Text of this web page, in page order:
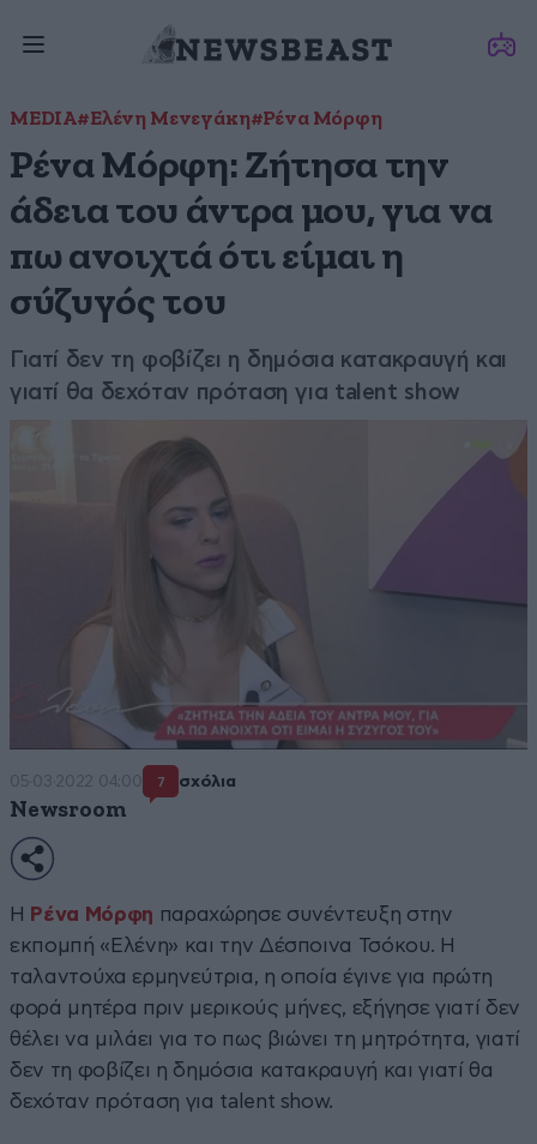
MEDIA#Ελένη Μενεγάκη#Ρένα Μόρφη
Ρένα Μόρφη: Ζήτησα την
άδεια του άντρα μου, για να
πω ανοιχτά ότι είμαι η
σύζυγός του
Γιατί δεν τη φοβίζει η δημόσια κατακραυγή και
γιατί θα δεχόταν πρόταση για talent show
05·03·2022 04:00 7 σχόλια
Newsroom
Η Ρένα Μόρφη παραχώρησε συνέντευξη στην
εκπομπή «Ελένη» και την Δέσποινα Τσόκου. Η
ταλαντούχα ερμηνεύτρια, η οποία έγινε για πρώτη
φορά μητέρα πριν μερικούς μήνες, εξήγησε γιατί δεν
θέλει να μιλάει για το πως βιώνει τη μητρότητα, γιατί
δεν τη φοβίζει η δημόσια κατακραυγή και γιατί θα
δεχόταν πρόταση για talent show.